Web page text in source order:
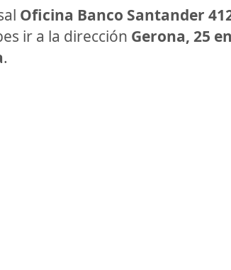
Oficina Banco Santander
ir a la dirección Gerona, 25
.